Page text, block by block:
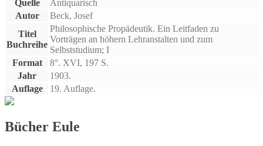
Quelle
Antiquarisch
Autor
Beck, Josef
Titel
Buchreihe
Philosophische Propädeutik. Ein Leitfaden zu
Vorträgen an höhern Lehranstalten und zum
Selbststudium; I
Format
8°. XVI, 197 S.
Jahr
1903.
Auflage
19. Auflage.
Bücher Eule